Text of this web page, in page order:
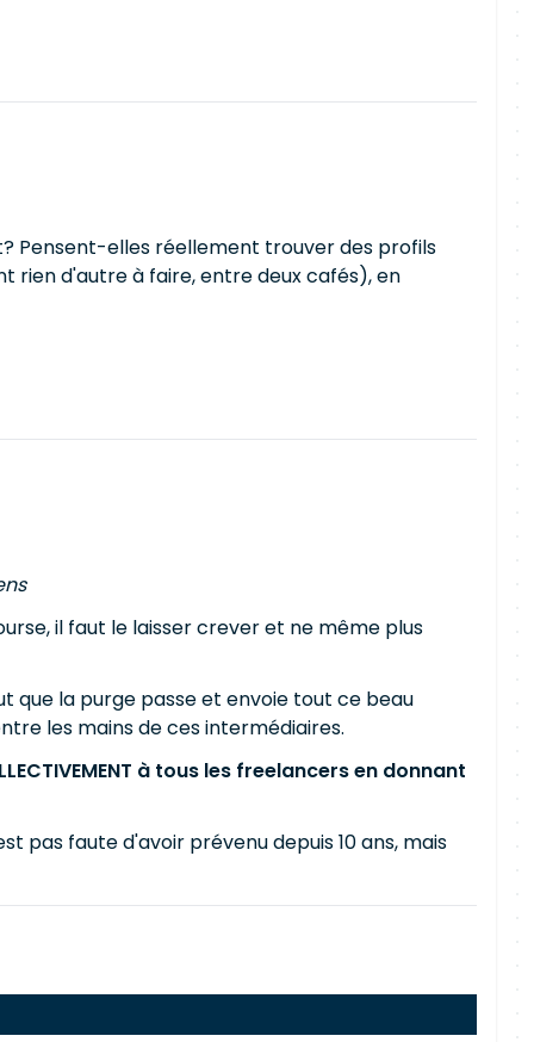
Pensent-elles réellement trouver des profils
rien d'autre à faire, entre deux cafés), en
il faut le laisser crever et ne même plus
que la purge passe et envoie tout ce beau
les mains de ces intermédiaires.
à tous les freelancers en donnant
pas faute d'avoir prévenu depuis 10 ans, mais